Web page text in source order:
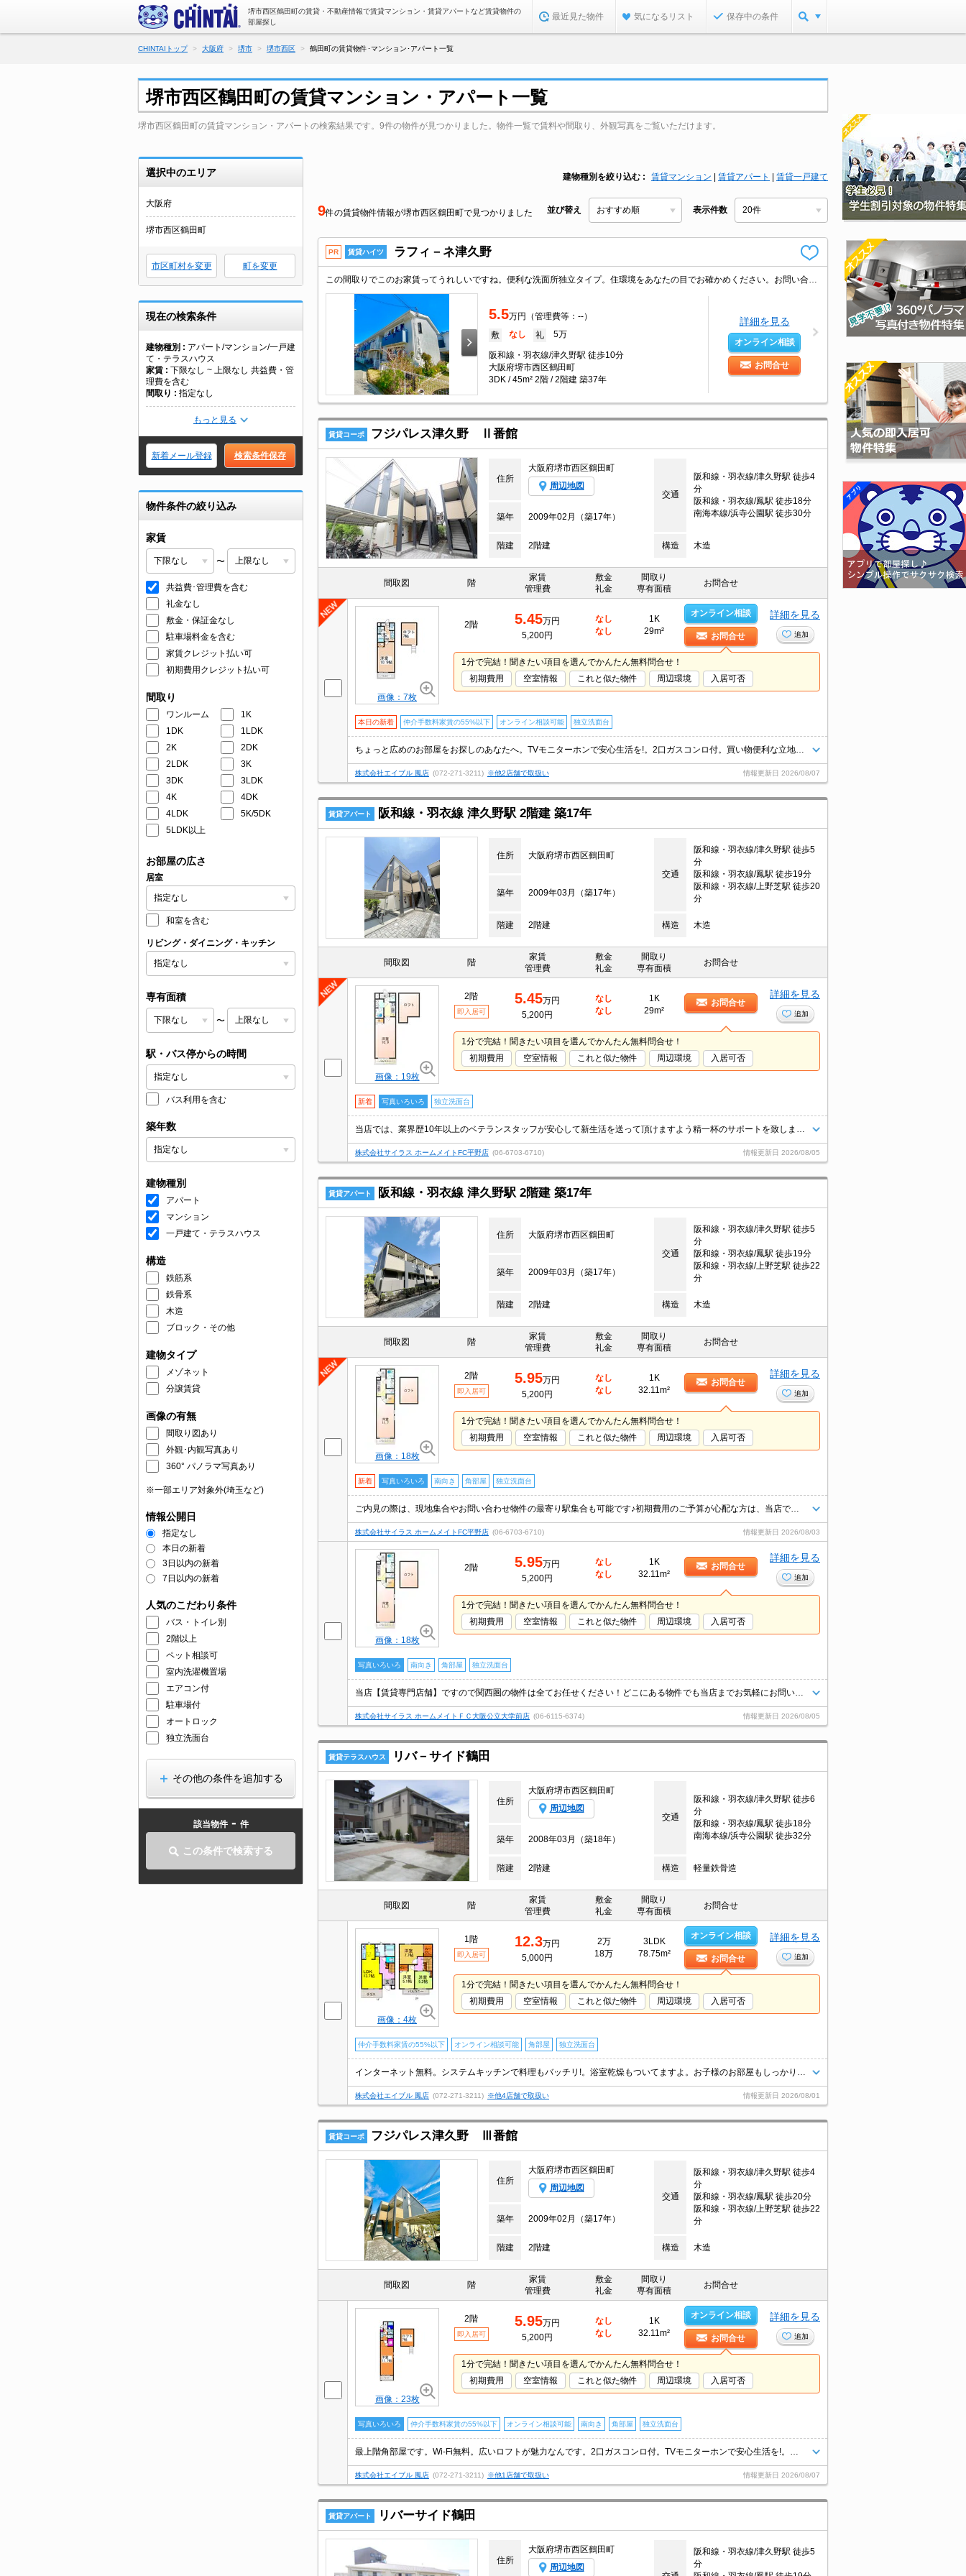
堺市西区鶴田町の賃貸・不動産情報で賃貸マンション・賃貸アパートなど賃貸物件の
部屋探し
最近見た物件 気になるリスト 保存中の条件
CHINTAIトップ 大阪府 堺市 堺市西区 鶴田町の賃貸物件･マンション･アパート一覧
堺市西区鶴田町の賃貸マンション・アパート一覧
堺市西区鶴田町の賃貸マンション・アパートの検索結果です。9件の物件が見つかりました。物件一覧で賃料や間取り、外観写真をご覧いただけます。
選択中のエリア
大阪府
堺市西区鶴田町
市区町村を変更 町を変更
現在の検索条件
建物種別
アパート/マンション/一戸建
て・テラスハウス
家賃
下限なし ~ 上限なし 共益費・管
理費を含む
間取り
指定なし
もっと見る
新着メール登録 検索条件保存
物件条件の絞り込み
家賃
〜
共益費･管理費を含む
礼金なし
敷金・保証金なし
駐車場料金を含む
家賃クレジット払い可
初期費用クレジット払い可
間取り
ワンルーム
1K
1DK
1LDK
2K
2DK
2LDK
3K
3DK
3LDK
4K
4DK
4LDK
5K/5DK
5LDK以上
お部屋の広さ
居室
和室を含む
リビング・ダイニング・キッチン
専有面積
〜
駅・バス停からの時間
バス利用を含む
築年数
建物種別
アパート
マンション
一戸建て・テラスハウス
構造
鉄筋系
鉄骨系
木造
ブロック・その他
建物タイプ
メゾネット
分譲賃貸
画像の有無
間取り図あり
外観･内観写真あり
360° パノラマ写真あり
※一部エリア対象外(埼玉など)
情報公開日
指定なし
本日の新着
3日以内の新着
7日以内の新着
人気のこだわり条件
バス・トイレ別
2階以上
ペット相談可
室内洗濯機置場
エアコン付
駐車場付
オートロック
独立洗面台
その他の条件を追加する
該当物件 - 件
この条件で検索する
建物種別を絞り込む 賃貸マンション 賃貸アパート 賃貸一戸建て
9件の賃貸物件情報が堺市西区鶴田町で見つかりました 並び替え 表示件数
PR 賃貸ハイツ ラフィ－ネ津久野
5.5万円（管理費等：--）
敷 なし 礼 5万
阪和線・羽衣線/津久野駅 徒歩10分
大阪府堺市西区鶴田町
3DK / 45m² 2階 / 2階建 築37年
詳細を見る
オンライン相談
お問合せ
賃貸コーポ フジパレス津久野 Ⅱ番館
住所
大阪府堺市西区鶴田町
周辺地図
交通
阪和線・羽衣線/津久野駅 徒歩4
分
阪和線・羽衣線/鳳駅 徒歩18分
南海本線/浜寺公園駅 徒歩30分
築年 2009年02月（築17年）
階建 2階建 構造 木造
間取図 階
家賃
管理費
敷金
礼金
間取り
専有面積
お問合せ
画像：7枚
2階 5.45万円
5,200円
なし
なし
1K
29m²
オンライン相談
お問合せ
詳細を見る
追加
1分で完結！聞きたい項目を選んでかんたん無料問合せ！
初期費用
空室情報 これと似た物件 周辺環境 入居可否
本日の新着 仲介手数料家賃の55%以下 オンライン相談可能 独立洗面台
株式会社エイブル 鳳店 (072-271-3211) ※他2店舗で取扱い 情報更新日 2026/08/07
賃貸アパート 阪和線・羽衣線 津久野駅 2階建 築17年
住所 大阪府堺市西区鶴田町
交通
阪和線・羽衣線/津久野駅 徒歩5
分
阪和線・羽衣線/鳳駅 徒歩19分
阪和線・羽衣線/上野芝駅 徒歩20
分
築年 2009年03月（築17年）
階建 2階建 構造 木造
間取図 階
家賃
管理費
敷金
礼金
間取り
専有面積
お問合せ
画像：19枚
2階
即入居可
5.45万円
5,200円
なし
なし
1K
29m²
お問合せ
詳細を見る
追加
1分で完結！聞きたい項目を選んでかんたん無料問合せ！
初期費用
空室情報 これと似た物件 周辺環境 入居可否
新着 写真いろいろ 独立洗面台
株式会社サイラス ホームメイトFC平野店 (06-6703-6710) 情報更新日 2026/08/05
賃貸アパート 阪和線・羽衣線 津久野駅 2階建 築17年
住所 大阪府堺市西区鶴田町
交通
阪和線・羽衣線/津久野駅 徒歩5
分
阪和線・羽衣線/鳳駅 徒歩19分
阪和線・羽衣線/上野芝駅 徒歩22
分
築年 2009年03月（築17年）
階建 2階建 構造 木造
間取図 階
家賃
管理費
敷金
礼金
間取り
専有面積
お問合せ
画像：18枚
2階
即入居可
5.95万円
5,200円
なし
なし
1K
32.11m²
お問合せ
詳細を見る
追加
1分で完結！聞きたい項目を選んでかんたん無料問合せ！
初期費用
空室情報 これと似た物件 周辺環境 入居可否
新着 写真いろいろ 南向き 角部屋 独立洗面台
株式会社サイラス ホームメイトFC平野店 (06-6703-6710) 情報更新日 2026/08/03
画像：18枚
2階 5.95万円
5,200円
なし
なし
1K
32.11m²
お問合せ
詳細を見る
追加
1分で完結！聞きたい項目を選んでかんたん無料問合せ！
初期費用
空室情報 これと似た物件 周辺環境 入居可否
写真いろいろ 南向き 角部屋 独立洗面台
株式会社サイラス ホームメイトＦＣ大阪公立大学前店 (06-6115-6374) 情報更新日 2026/08/05
賃貸テラスハウス リバ－サイド鶴田
住所
大阪府堺市西区鶴田町
周辺地図
交通
阪和線・羽衣線/津久野駅 徒歩6
分
阪和線・羽衣線/鳳駅 徒歩18分
南海本線/浜寺公園駅 徒歩32分
築年 2008年03月（築18年）
階建 2階建 構造 軽量鉄骨造
間取図 階
家賃
管理費
敷金
礼金
間取り
専有面積
お問合せ
画像：4枚
1階
即入居可
12.3万円
5,000円
2万
18万
3LDK
78.75m²
オンライン相談
お問合せ
詳細を見る
追加
1分で完結！聞きたい項目を選んでかんたん無料問合せ！
初期費用
空室情報 これと似た物件 周辺環境 入居可否
仲介手数料家賃の55%以下 オンライン相談可能 角部屋 独立洗面台
株式会社エイブル 鳳店 (072-271-3211) ※他4店舗で取扱い 情報更新日 2026/08/01
賃貸コーポ フジパレス津久野 Ⅲ番館
住所
大阪府堺市西区鶴田町
周辺地図
交通
阪和線・羽衣線/津久野駅 徒歩4
分
阪和線・羽衣線/鳳駅 徒歩20分
阪和線・羽衣線/上野芝駅 徒歩22
分
築年 2009年02月（築17年）
階建 2階建 構造 木造
間取図 階
家賃
管理費
敷金
礼金
間取り
専有面積
お問合せ
画像：23枚
2階
即入居可
5.95万円
5,200円
なし
なし
1K
32.11m²
オンライン相談
お問合せ
詳細を見る
追加
1分で完結！聞きたい項目を選んでかんたん無料問合せ！
初期費用
空室情報 これと似た物件 周辺環境 入居可否
写真いろいろ 仲介手数料家賃の55%以下 オンライン相談可能 南向き 角部屋 独立洗面台
株式会社エイブル 鳳店 (072-271-3211) ※他1店舗で取扱い 情報更新日 2026/08/07
賃貸アパート リバーサイド鶴田
住所
大阪府堺市西区鶴田町
周辺地図
阪和線・羽衣線/津久野駅 徒歩5
分